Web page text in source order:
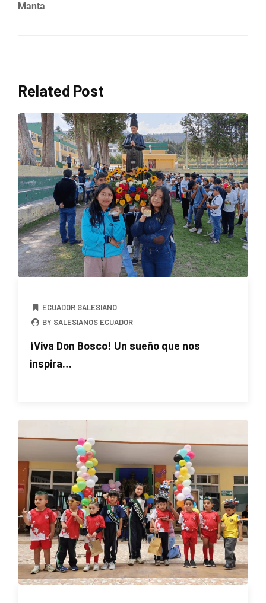
Manta
Related Post
ECUADOR SALESIANO
BY SALESIANOS ECUADOR
¡Viva Don Bosco! Un sueño que nos
inspira…